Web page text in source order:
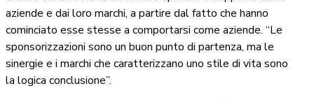
aziende e dai loro marchi, a partire dal fatto che hanno
cominciato esse stesse a comportarsi come aziende. “Le
sponsorizzazioni sono un buon punto di partenza, ma le
sinergie e i marchi che caratterizzano uno stile di vita sono
la logica conclusione”.